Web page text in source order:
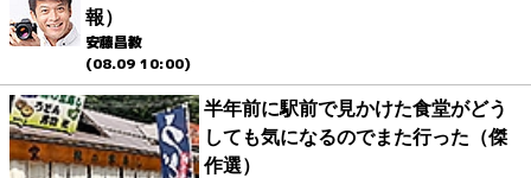
報）
安藤昌教
(08.09 10:00)
半年前に駅前で見かけた食堂がどう
しても気になるのでまた行った（傑
作選）